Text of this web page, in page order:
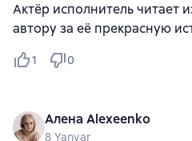
Актёр исполнитель читает
автору за её прекрасную
1 0
Алена Alexeenko
8 Yanvar